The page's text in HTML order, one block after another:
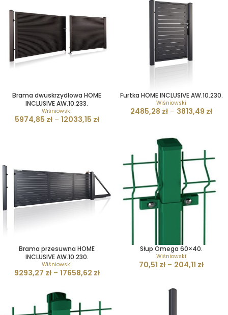
Brama dwuskrzydłowa HOME
INCLUSIVE AW.10.233.
Wiśniowski
5974,85 zł– 12033,15 zł
Furtka HOME INCLUSIVE AW.10.230.
Wiśniowski
2485,28 zł – 3813,49 zł
Brama przesuwna HOME
INCLUSIVE AW.10.230.
Wiśniowski
9293,27 zł– 17658,62 zł
Słup Omega 60×40.
Wiśniowski
70,51 zł – 204,11 zł